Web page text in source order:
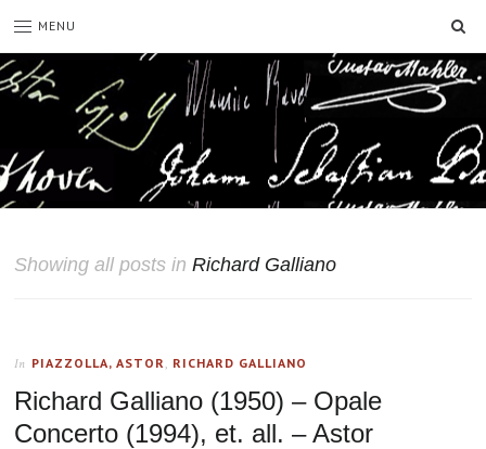
MENU
Showing all posts inRichard Galliano
In PIAZZOLLA, ASTOR, RICHARD GALLIANO
Richard Galliano (1950) – Opale
Concerto (1994), et. all. – Astor